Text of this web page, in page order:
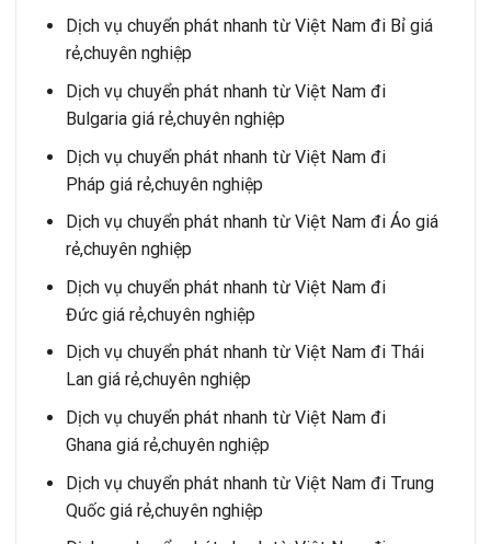
Dịch vụ chuyển phát nhanh từ Việt Nam đi Bỉ giá
rẻ,chuyên nghiệp
Dịch vụ chuyển phát nhanh từ Việt Nam đi
Bulgaria giá rẻ,chuyên nghiệp
Dịch vụ chuyển phát nhanh từ Việt Nam đi
Pháp giá rẻ,chuyên nghiệp
Dịch vụ chuyển phát nhanh từ Việt Nam đi Áo giá
rẻ,chuyên nghiệp
Dịch vụ chuyển phát nhanh từ Việt Nam đi
Đức giá rẻ,chuyên nghiệp
Dịch vụ chuyển phát nhanh từ Việt Nam đi Thái
Lan giá rẻ,chuyên nghiệp
Dịch vụ chuyển phát nhanh từ Việt Nam đi
Ghana giá rẻ,chuyên nghiệp
Dịch vụ chuyển phát nhanh từ Việt Nam đi Trung
Quốc giá rẻ,chuyên nghiệp